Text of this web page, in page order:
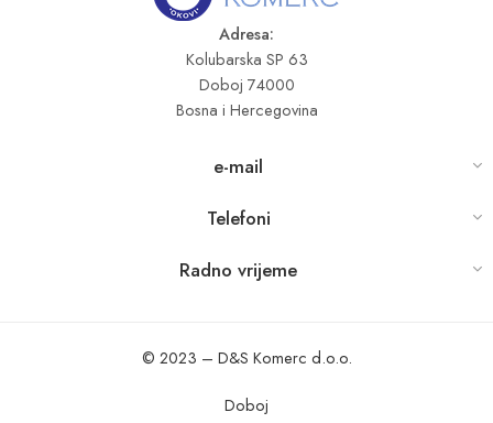
Adresa:
Kolubarska SP 63
Doboj 74000
Bosna i Hercegovina
e-mail
Telefoni
Radno vrijeme
© 2023 – D&S Komerc d.o.o.
Doboj